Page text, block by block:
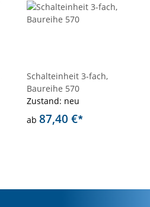
Schalteinheit 3-fach,
Baureihe 570
Zustand: neu
ab 87,40 €*